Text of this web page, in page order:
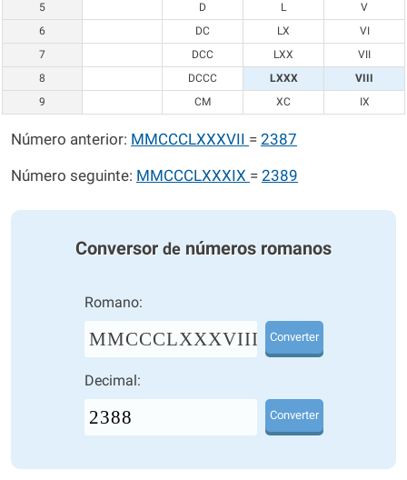
5
D L
V
6
DC LX
VI
7
DCC LXX
VII
8
DCCC LXXX
VIII
9
CM XC IX
Número anterior: MMCCCLXXXVII = 2387
Número seguinte: MMCCCLXXXIX = 2389
Conversor de números romanos
Romano:
MMCCCLXXXVIII Converter
Decimal:
Converter